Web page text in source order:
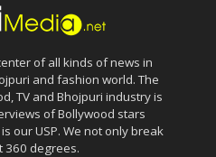
of all kinds of news in
and fashion world. The
TV and Bhojpuri industry is
of Bollywood stars
our USP. We not only break
360 degrees.